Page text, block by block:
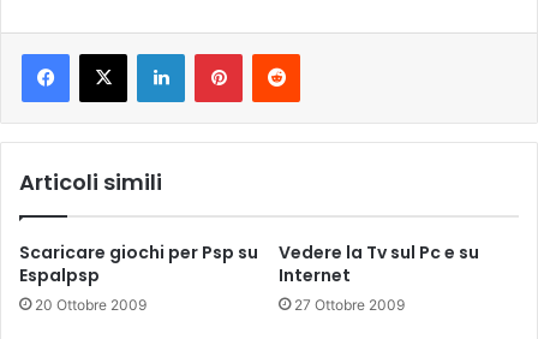
LinkedInPinterestReddit
Articoli simili
Scaricare giochi per Psp su
Espalpsp
20 Ottobre 2009
Vedere la Tv sul Pc e su
Internet
27 Ottobre 2009